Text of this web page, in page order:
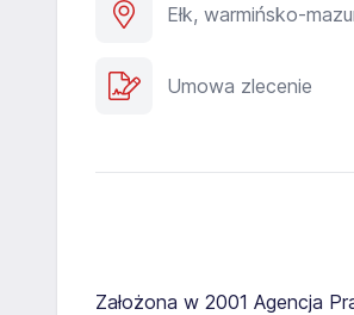
Ełk, warmińsko-
Umowa zlecenie
Założona w 2001 Agencja